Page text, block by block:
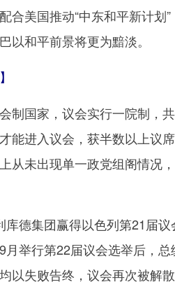
合美国推动“中东和平新计
以和平前景将更为黯淡。
国家，议会实行一院制，
能进入议会，获半数以上议
从未出现单一政党组阁情况
德集团赢得以色列第21届议
月举行第22届议会选举后，
以失败告终，议会再次被解